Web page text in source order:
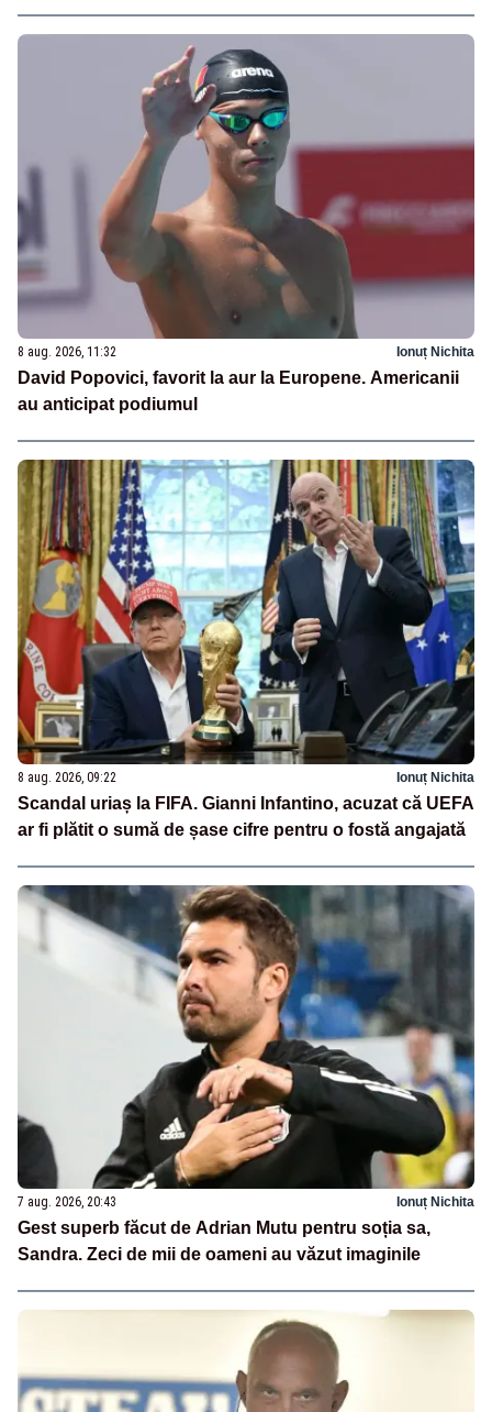
8 aug. 2026, 11:32 Ionuț Nichita
David Popovici, favorit la aur la Europene. Americanii
au anticipat podiumul
8 aug. 2026, 09:22 Ionuț Nichita
Scandal uriaș la FIFA. Gianni Infantino, acuzat că UEFA
ar fi plătit o sumă de șase cifre pentru o fostă angajată
7 aug. 2026, 20:43 Ionuț Nichita
Gest superb făcut de Adrian Mutu pentru soția sa,
Sandra. Zeci de mii de oameni au văzut imaginile